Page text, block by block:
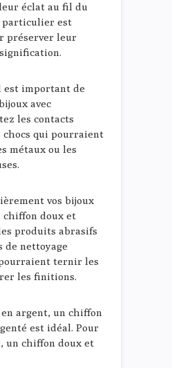
éclat au fil du
particulier est
préserver leur
est important de
avec
les contacts
chocs qui pourraient
métaux ou les
vos bijoux
chiffon doux et
produits abrasifs
de nettoyage
ternir les
les finitions.
argent, un chiffon
est idéal. Pour
un chiffon doux et